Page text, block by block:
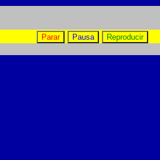
Parar Pausa Reproducir